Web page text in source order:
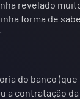
revelado
forma de
do banco
a contratação